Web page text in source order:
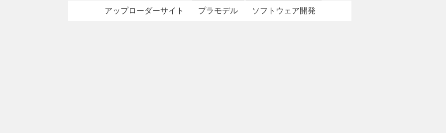
アップローダーサイト プラモデル ソフトウェア開発